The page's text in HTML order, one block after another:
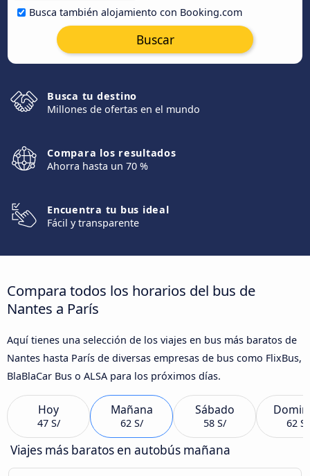
Busca también alojamiento con Booking.com
Buscar
Busca tu destino
Millones de ofertas en el mundo
Compara los resultados
Ahorra hasta un 70 %
Encuentra tu bus ideal
Fácil y transparente
Compara todos los horarios del bus de
Nantes a París
Aquí tienes una selección de los viajes en bus más baratos de
Nantes hasta París de diversas empresas de bus como FlixBus,
BlaBlaCar Bus o ALSA para los próximos días.
Hoy
47 S/
Mañana
62 S/
Sábado
58 S/ 62 S/
Viajes más baratos en autobús mañana